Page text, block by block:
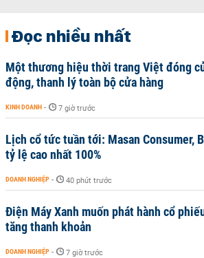
Đọc nhiều nhất
Một thương hiệu thời trang Việt đóng
động, thanh lý toàn bộ cửa hàng
KINH DOANH - 7 giờ trước
Lịch cổ tức tuần tới: Masan Consumer,
tỷ lệ cao nhất 100%
DOANH NGHIỆP - 40 phút trước
Điện Máy Xanh muốn phát hành cổ
tăng thanh khoản
DOANH NGHIỆP - 7 giờ trước